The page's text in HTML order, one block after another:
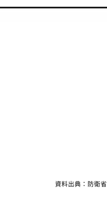
資料出典：防衛省